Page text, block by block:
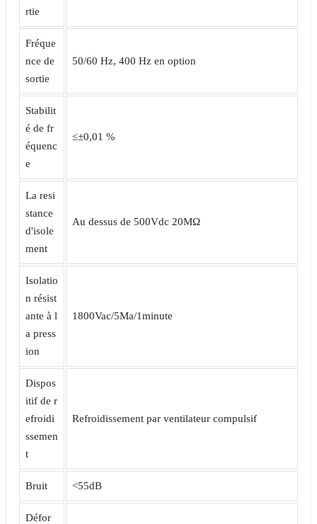
rtie
Fréque
nce de
sortie
50/60 Hz, 400 Hz en option
Stabilit
é de fr
équenc
e
≤±0,01 %
La resi
stance
d'isole
ment
Au dessus de 500Vdc 20MΩ
Isolatio
n résist
ante à l
a press
ion
1800Vac/5Ma/1minute
Dispos
itif de r
efroidi
ssemen
t
Refroidissement par ventilateur compulsif
Bruit <55dB
Défor